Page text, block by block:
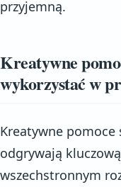
przyjemną.
Kreatywne
wykorzystać w
Kreatywne pomoce
odgrywają
wszechstronnym